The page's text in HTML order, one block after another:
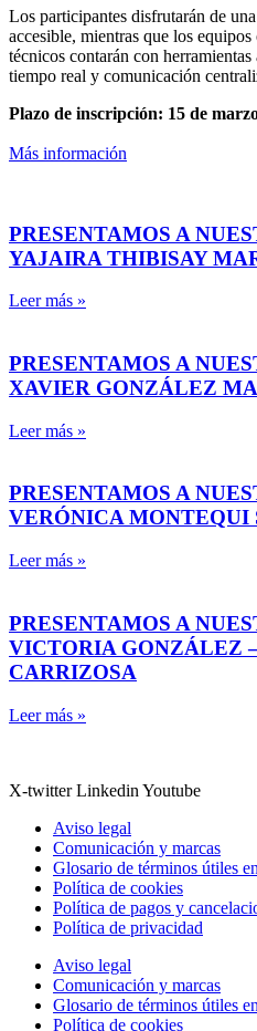
Los participantes disfrutarán de
accesible, mientras que los
técnicos contarán con herramientas
tiempo real y comunicación
Plazo de inscripción: 15 de
Más información
PRESENTAMOS A
YAJAIRA THIBISAY
Leer más »
PRESENTAMOS A
XAVIER GONZÁLEZ
Leer más »
PRESENTAMOS A
VERÓNICA MONTEQUI
Leer más »
PRESENTAMOS A
VICTORIA GONZÁLEZ
CARRIZOSA
Leer más »
X-twitter Linkedin Youtube
Aviso legal
Comunicación y marcas
Glosario de términos útiles
Política de cookies
Política de pagos y
Política de privacidad
Aviso legal
Comunicación y marcas
Glosario de términos útiles
Política de cookies